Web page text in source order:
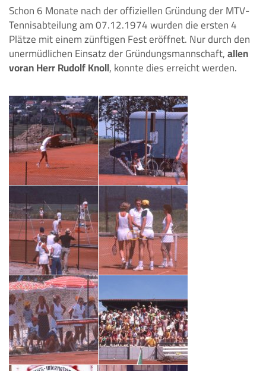
Schon 6 Monate nach der offiziellen Gründung der MTV-
Tennisabteilung am 07.12.1974 wurden die ersten 4
Plätze mit einem zünftigen Fest eröffnet. Nur durch den
unermüdlichen Einsatz der Gründungsmannschaft,allen
voranHerr Rudolf Knoll, konnte dies erreicht werden.